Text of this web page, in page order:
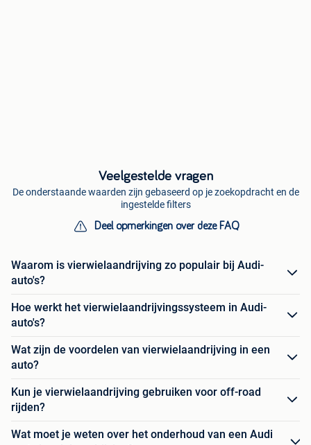
Veelgestelde vragen
De onderstaande waarden zijn gebaseerd op je zoekopdracht en de
ingestelde filters
Deel opmerkingen over deze FAQ
Waarom is vierwielaandrijving zo populair bij Audi-
auto's?
Hoe werkt het vierwielaandrijvingssysteem in Audi-
auto's?
Wat zijn de voordelen van vierwielaandrijving in een
auto?
Kun je vierwielaandrijving gebruiken voor off-road
rijden?
Wat moet je weten over het onderhoud van een Audi